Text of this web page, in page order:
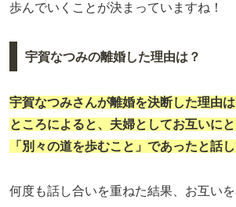
歩んでいくことが決まっていますね！
宇賀なつみの離婚した理由は？
宇賀なつみさんが離婚を決断した理由
ところによると、夫婦としてお互いに
「別々の道を歩むこと」であったと話
何度も話し合いを重ねた結果、お互い